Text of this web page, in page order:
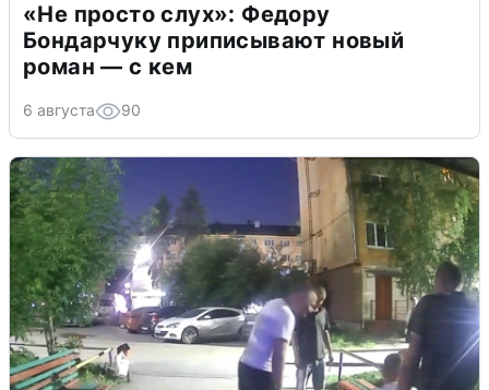
«Не просто слух»: Федору
Бондарчуку приписывают новый
роман — с кем
6 августа 90